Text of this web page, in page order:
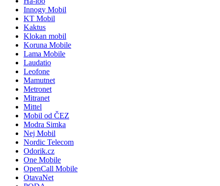
Innogy Mobil
KT Mobil
Kaktus
Klokan mobil
Koruna Mobile
Lama Mobile
Laudatio
Leofone
Mamutnet
Metronet
Mitranet
Mittel
Mobil od ČEZ
Modra Simka
Nej Mobil
Nordic Telecom
Odorik.cz
One Mobile
OpenCall Mobile
OtavaNet